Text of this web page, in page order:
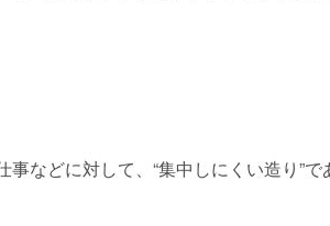
などに対して、“集中しにくい造り”で